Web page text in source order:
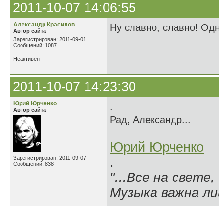
2011-10-07 14:06:55
Александр Красилов
Автор сайта
Зарегистрирован: 2011-09-01
Сообщений: 1087
Ну славно, славно!
Неактивен
2011-10-07 14:23:30
Юрий Юрченко
Автор сайта
Зарегистрирован: 2011-09-07
Сообщений: 838
.
Рад, Александр...
Юрий Юрченко
.
"...Все на свете,
Музыка важна